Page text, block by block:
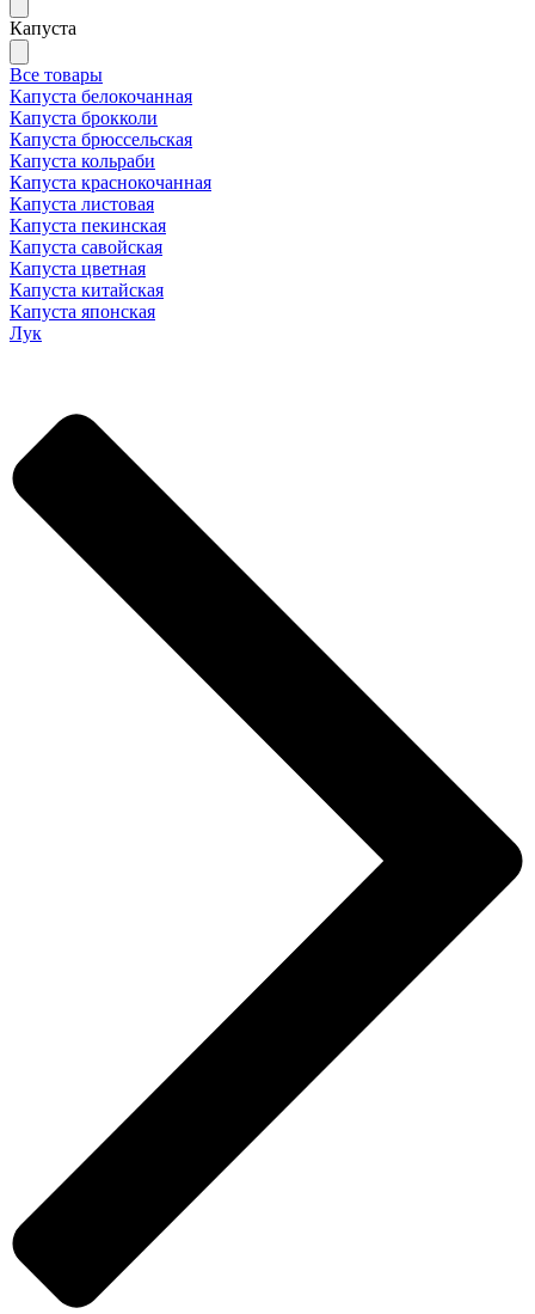
Капуста
Все товары
Капуста белокочанная
Капуста брокколи
Капуста брюссельская
Капуста кольраби
Капуста краснокочанная
Капуста листовая
Капуста пекинская
Капуста савойская
Капуста цветная
Капуста китайская
Капуста японская
Лук